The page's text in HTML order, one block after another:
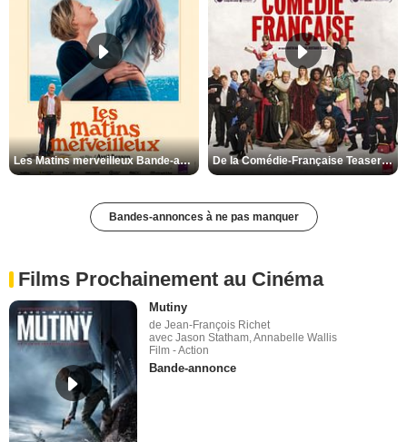
Les Matins merveilleux Bande-annonce VF De la Comédie-Française Teaser VF
Bandes-annonces à ne pas manquer
Films Prochainement au Cinéma
Mutiny
de Jean-François Richet
avec Jason Statham, Annabelle Wallis
Film - Action
Bande-annonce